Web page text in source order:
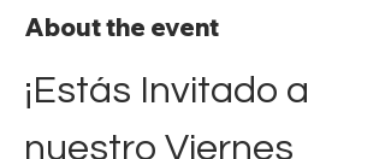
About the event
¡Estás Invitado a
nuestro Viernes